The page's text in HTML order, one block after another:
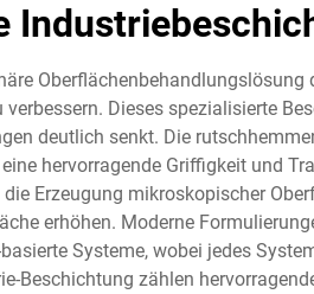
Dieses spezialisierte
deutlich senkt. Die
hervorragende Griffigkeit und
Erzeugung mikroskopischer
erhöhen. Moderne
Systeme, wobei jedes
Beschichtung zählen